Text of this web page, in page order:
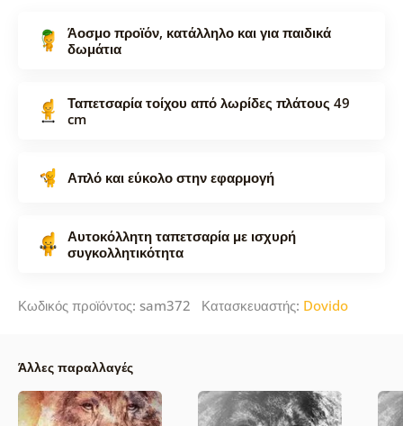
Άοσμο προϊόν, κατάλληλο και για παιδικά
δωμάτια
Ταπετσαρία τοίχου από λωρίδες πλάτους 49
cm
Απλό και εύκολο στην εφαρμογή
Αυτοκόλλητη ταπετσαρία με ισχυρή
συγκολλητικότητα
Κωδικός προϊόντος: sam372 Κατασκευαστής: Dovido
Άλλες παραλλαγές